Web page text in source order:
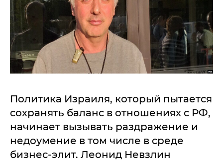
Политика Израиля, который пытается
сохранять баланс в отношениях с РФ,
начинает вызывать раздражение и
недоумение в том числе в среде
бизнес-элит. Леонид Невзлин